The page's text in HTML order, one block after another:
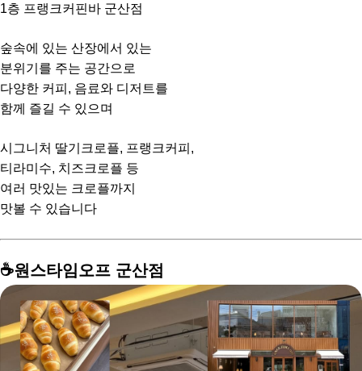
1층 프랭크커핀바 군산점
숲속에 있는 산장에서 있는
분위기를 주는 공간으로
다양한 커피, 음료와 디저트를
함께 즐길 수 있으며
시그니처 딸기크로플, 프랭크커피,
티라미수, 치즈크로플 등
여러 맛있는 크로플까지
맛볼 수 있습니다
☕️원스타임오프 군산점